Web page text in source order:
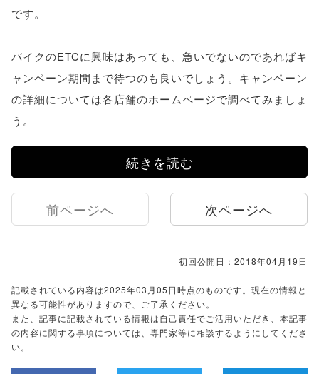
です。
バイクのETCに興味はあっても、急いでないのであればキ
ャンペーン期間まで待つのも良いでしょう。キャンペーン
の詳細については各店舗のホームページで調べてみましょ
う。
続きを読む
前ページへ 次ページへ
初回公開日：2018年04月19日
記載されている内容は2025年03月05日時点のものです。現在の情報と
異なる可能性がありますので、ご了承ください。
また、記事に記載されている情報は自己責任でご活用いただき、本記事
の内容に関する事項については、専門家等に相談するようにしてくださ
い。